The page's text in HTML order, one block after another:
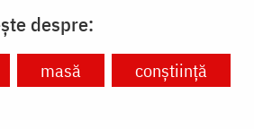
despre:
masă conștiință